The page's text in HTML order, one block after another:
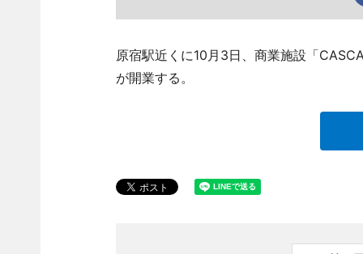
原宿駅近くに10月3日、商業施設「
が開業する。